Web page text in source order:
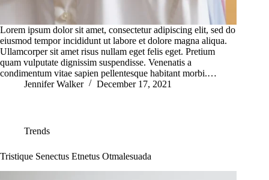
Lorem ipsum dolor sit amet, consectetur adipiscing elit, sed do
eiusmod tempor incididunt ut labore et dolore magna aliqua.
Ullamcorper sit amet risus nullam eget felis eget. Pretium
quam vulputate dignissim suspendisse. Venenatis a
condimentum vitae sapien pellentesque habitant morbi.…
Jennifer Walker
December 17, 2021
Trends
Tristique Senectus Etnetus Otmalesuada